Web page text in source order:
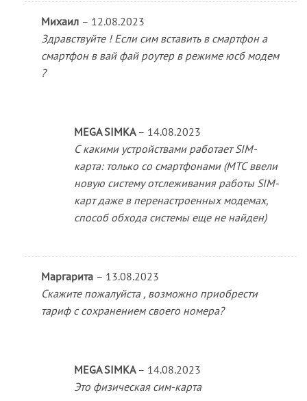
Михаил – 12.08.2023
Здравствуйте ! Если сим вставить в смартфон а
смартфон в вай фай роутер в режиме юсб модем
?
MEGA SIMKA – 14.08.2023
С какими устройствами работает SIM-
карта: только со смартфонами (МТС ввели
новую систему отслеживания работы SIM-
карт даже в перенастроенных модемах,
способ обхода системы еще не найден)
Маргарита – 13.08.2023
Скажите пожалуйста , возможно приобрести
тариф с сохранением своего номера?
MEGA SIMKA – 14.08.2023
Это физическая сим-карта